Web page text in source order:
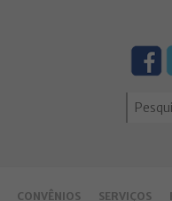
CONVÊNIOS SERVIÇOS